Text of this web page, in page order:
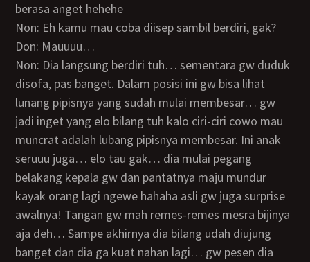
berasa anget hehehe
Non: Eh kamu mau coba diisep sambil berdiri, gak?
Don: Mauuuu…
Non: Dia langsung berdiri tuh… sementara gw duduk
disofa, pas banget. Dalam posisi ini gw bisa lihat
lunang pipisnya yang sudah mulai membesar… gw
jadi inget yang elo bilang tuh kalo ciri-ciri cowo mau
muncrat adalah lubang pipisnya membesar. Ini anak
seruuu juga… elo tau gak… dia mulai pegang
belakang kepala gw dan pantatnya maju mundur
kayak orang lagi ngewe hahaha asli gw juga surprise
awalnya! Tangan gw mah remes-remes mesra bijinya
aja deh… Sampe akhirnya dia bilang udah diujung
banget dan dia ga kuat nahan lagi… gw pesen dia